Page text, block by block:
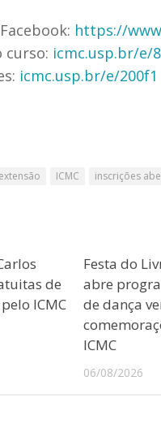
https://
curso: icmc.usp.br/e/
icmc.usp.br/e/200f1
extensão ICMC inscrições
de
ICMC
Festa do
abre
de dança
ICMC
06/08/2026